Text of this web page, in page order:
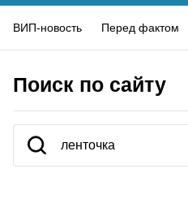
ВИП-новость Перед фактом
Поиск по сайту